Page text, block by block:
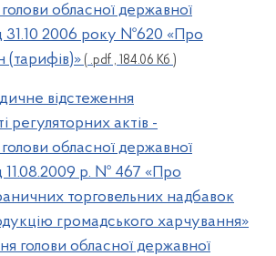
обласної державної
31.10 2006 року №620 «Про
(тарифів)» ( .pdf , 184.06 Кб )
відстеження
регуляторних актів -
обласної державної
11.08.2009 р. № 467 «Про
торговельних надбавок
громадського харчування»
голови обласної державної